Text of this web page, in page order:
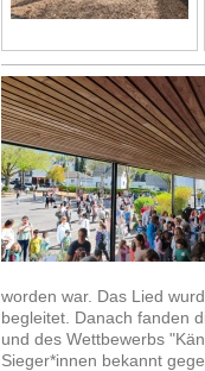
worden war. Das Lied
begleitet. Danach fanden
und des Wettbewerbs
Sieger*innen bekannt